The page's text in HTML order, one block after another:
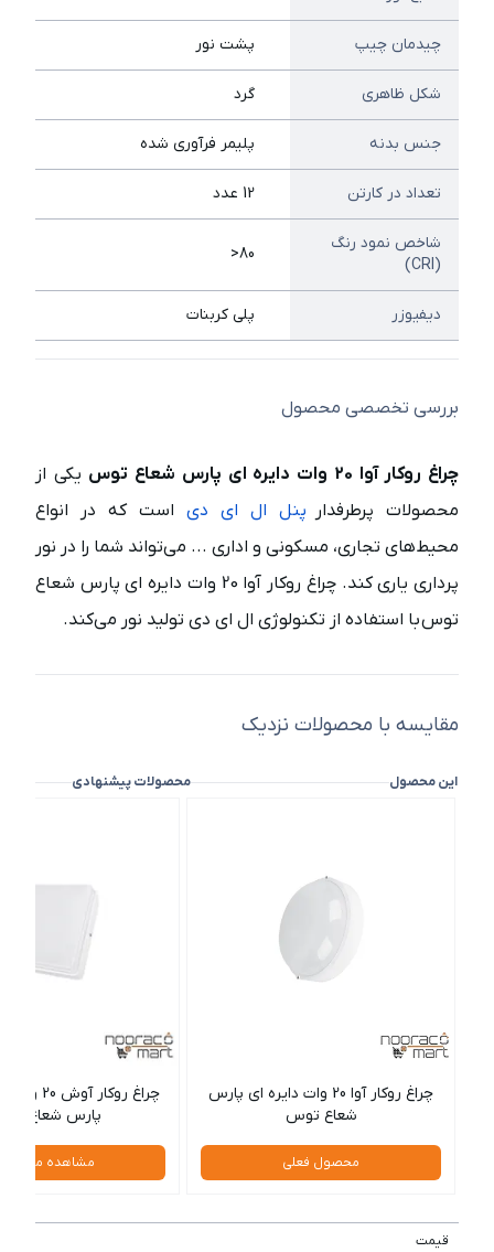
چیدمان چیپ پشت نور
شکل ظاهری گرد
جنس بدنه پليمر فرآوري شده
تعداد در کارتن 12 عدد
شاخص نمود رنگ
(CRI)
80<
دیفیوزر پلی کربنات
بررسی تخصصی محصول
چراغ روکار آوا 20 وات دایره ای پارس شعاع توس
یکی از
محصولات پرطرفدار پنل ال ای دی است که در انواع
محیط‌های تجاری، مسکونی و اداری ... می‌تواند شما را در نور
پرداری یاری کند. چراغ روکار آوا 20 وات دایره ای پارس شعاع
توسبا استفاده از تکنولوژی ال ای دی تولید نور می‌کند.
مقایسه با محصولات نزدیک
این محصول محصولات پیشنهادی
چراغ روکار آوا 20 وات دایره ای پارس
شعاع توس
محصول فعلی
چراغ
پارس شعاع
مشاهده
قیمت